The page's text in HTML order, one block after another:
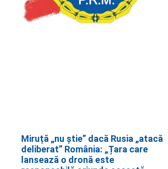
Miruță „nu știe” dacă Rusia „atacă
deliberat” România: „Țara care
lansează o dronă este